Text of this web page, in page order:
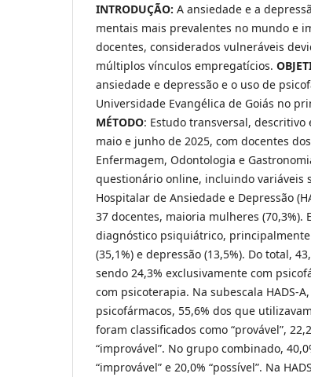
INTRODUÇÃO: A ansiedade e a
mentais mais prevalentes no mundo e
docentes, considerados vulneráveis
múltiplos vínculos empregatícios.
ansiedade e depressão e o uso de
Universidade Evangélica de Goiás no
MÉTODO: Estudo transversal,
maio e junho de 2025, com docentes
Enfermagem, Odontologia e
questionário online, incluindo variáveis
Hospitalar de Ansiedade e Depressão
37 docentes, maioria mulheres (70,3%).
diagnóstico psiquiátrico,
(35,1%) e depressão (13,5%). Do total,
sendo 24,3% exclusivamente com
com psicoterapia. Na subescala HADS-
psicofármacos, 55,6% dos que
foram classificados como “provável”,
“improvável”. No grupo combinado,
“improvável” e 20,0% “possível”. Na